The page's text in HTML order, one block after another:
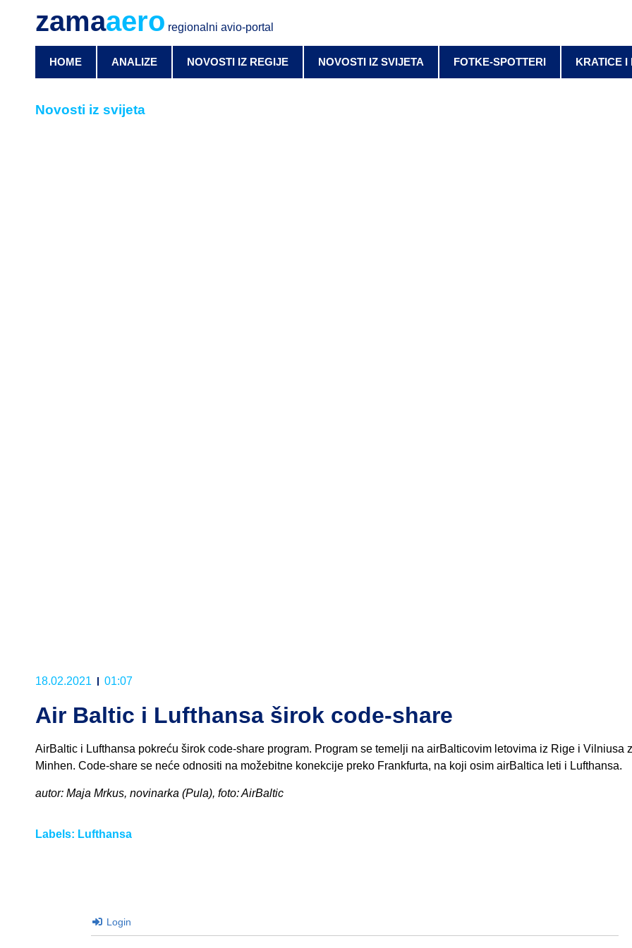
zamaaero regionalni avio-portal
HOME ANALIZE NOVOSTI IZ REGIJE NOVOSTI IZ SVIJETA FOTKE-SPOTTERI KRATICE I
Novosti iz svijeta
18.02.2021 01:07
Air Baltic i Lufthansa širok code-share
AirBaltic i Lufthansa pokreću širok code-share program. Program se temelji na airBalticovim letovima iz Rige i Vilniusa
Minhen. Code-share se neće odnositi na možebitne konekcije preko Frankfurta, na koji osim airBaltica leti i Lufthansa.
autor: Maja Mrkus, novinarka (Pula), foto: AirBaltic
Labels: Lufthansa
Login